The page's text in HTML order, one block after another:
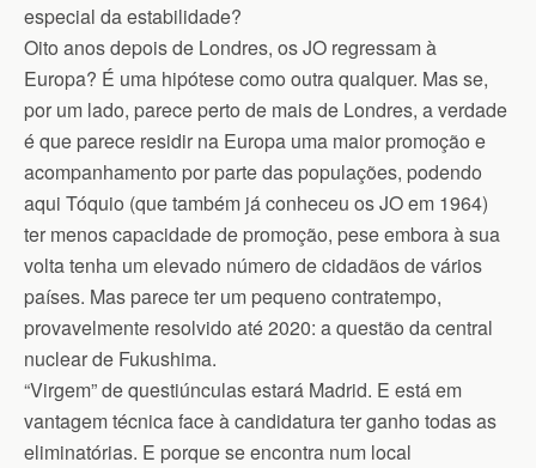
especial da estabilidade?
Oito anos depois de Londres, os JO regressam à
Europa? É uma hipótese como outra qualquer. Mas se,
por um lado, parece perto de mais de Londres, a verdade
é que parece residir na Europa uma maior promoção e
acompanhamento por parte das populações, podendo
aqui Tóquio (que também já conheceu os JO em 1964)
ter menos capacidade de promoção, pese embora à sua
volta tenha um elevado número de cidadãos de vários
países. Mas parece ter um pequeno contratempo,
provavelmente resolvido até 2020: a questão da central
nuclear de Fukushima.
“Virgem” de questiúnculas estará Madrid. E está em
vantagem técnica face à candidatura ter ganho todas as
eliminatórias. E porque se encontra num local